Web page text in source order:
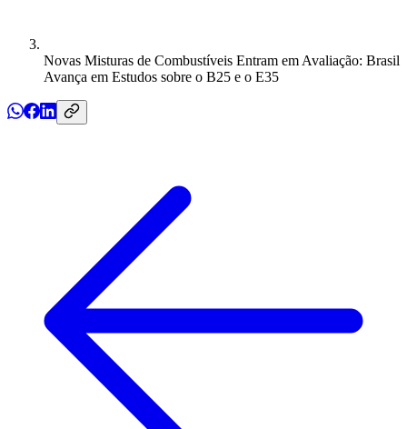
Novas Misturas de Combustíveis Entram em Avaliação: Brasil
Avança em Estudos sobre o B25 e o E35